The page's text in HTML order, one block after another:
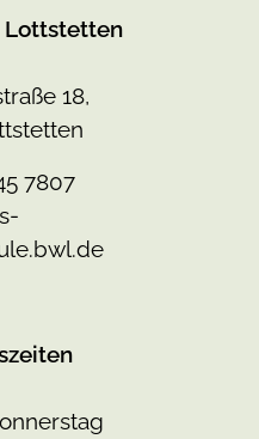
Lottstetten
18,
7807